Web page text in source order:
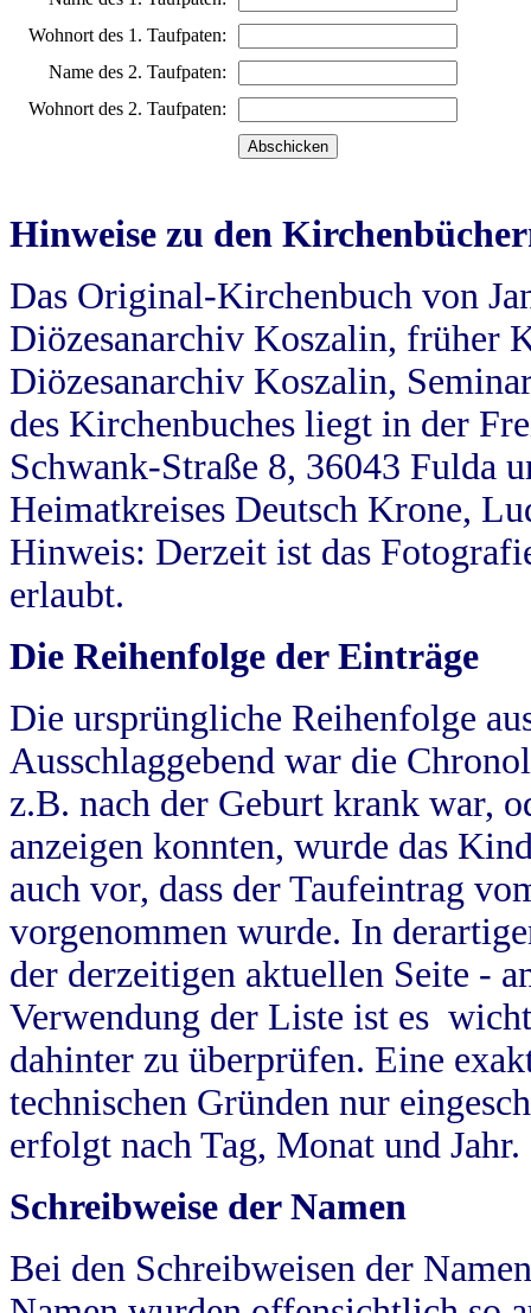
Wohnort des 1. Taufpaten:
Name des 2. Taufpaten:
Wohnort des 2. Taufpaten:
Hinweise zu den
Das Original-Kirchenbuch von
Diözesanarchiv Koszalin, früher
Diözesanarchiv Koszalin,
des Kirchenbuches liegt in der
Schwank-Straße 8, 36043 Fulda
Heimatkreises Deutsch Krone,
Hinweis: Derzeit ist das
erlaubt.
Die Reihenfolge der Einträge
Die ursprüngliche Reihenfolge
Ausschlaggebend war die
z.B. nach der Geburt krank war,
anzeigen konnten, wurde das
auch vor, dass der Taufeintrag
vorgenommen wurde. In
der derzeitigen aktuellen Seite -
Verwendung der Liste ist es
dahinter zu überprüfen. Eine
technischen Gründen nur
erfolgt nach Tag, Monat und Jahr.
Schreibweise der Namen
Bei den Schreibweisen der